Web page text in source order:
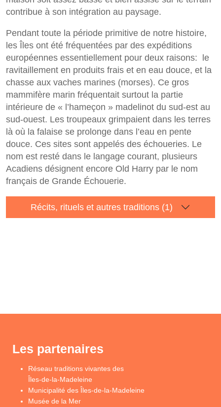
contribue à son intégration au paysage.
Pendant toute la période primitive de notre histoire,
les Îles ont été fréquentées par des expéditions
européennes essentiellement pour deux raisons: le
ravitaillement en produits frais et en eau douce, et la
chasse aux vaches marines (morses). Ce gros
mammifère marin fréquentait surtout la partie
intérieure de « l’hameçon » madelinot du sud-est au
sud-ouest. Les troupeaux grimpaient dans les terres
là où la falaise se prolonge dans l’eau en pente
douce. Ces sites sont appelés des échoueries. Le
nom est resté dans le langage courant, plusieurs
Acadiens désignent encore Old Harry par le nom
français de Grande Échouerie.
Récits, rituels et autres traditions (1)
Les partenaires
Réseau traditions vivantes des
Îles-de-la-Madeleine
Municipalité des Îles-de-la-Madeleine
Musée de la Mer